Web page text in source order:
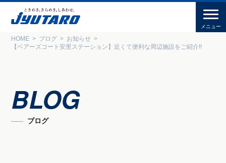
HOME ブログ
お知らせ
【ベアーズコート安里ステーション】近くて便利な周辺施設をご紹介!!
BLOG
ブログ